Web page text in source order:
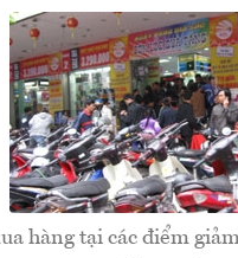
hàng tại các điểm